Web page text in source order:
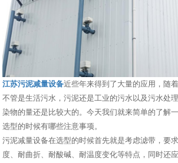
江苏污泥减量设备近些年来得到了大量的应用，随
不管是生活污水，污泥还是工业的污水以及污水处
染物的量还是比较大的。今天我们就来简单的了解
选型的时候有哪些注意事项。
污泥减量设备在选型的时候首先就是考虑滤带，要
度、耐曲折、耐酸碱、耐温度变化等特点，同时还